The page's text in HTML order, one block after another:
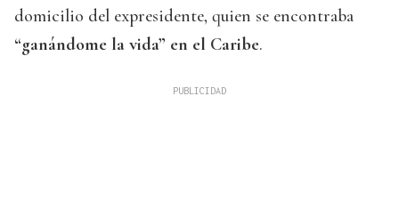
domicilio del expresidente, quien se encontraba
“ganándome la vida” en el Caribe.